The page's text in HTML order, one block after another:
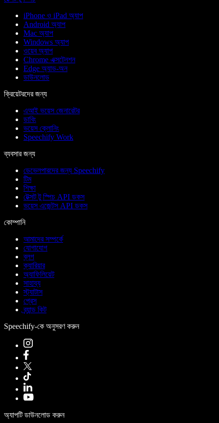
iPhone ও iPad অ্যাপ
Android অ্যাপ
Mac অ্যাপ
Windows অ্যাপ
ওয়েব অ্যাপ
Chrome এক্সটেনশন
Edge অ্যাড-অন
ডাউনলোড
ক্রিয়েটরদের জন্য
এআই ভয়েস জেনারেটর
ডাবিং
ভয়েস ক্লোনিং
Speechify Work
ব্যবসার জন্য
ডেভেলপারদের জন্য Speechify
টিম
শিক্ষা
টেক্সট টু স্পিচ API ডকস
ভয়েস এজেন্টস API ডকস
কোম্পানি
আমাদের সম্পর্কে
যোগাযোগ
ব্লগ
ক্যারিয়ার
অ্যাফিলিয়েট
সাহায্য
স্ট্যাটাস
প্রেস
ব্র্যান্ড কিট
Speechify-কে অনুসরণ করুন
অ্যাপটি ডাউনলোড করুন